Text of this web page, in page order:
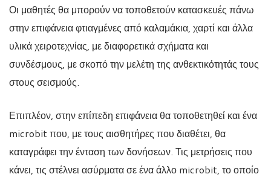
Οι μαθητές θα μπορούν να τοποθετούν κατασκευές πάνω
στην επιφάνεια φτιαγμένες από καλαμάκια, χαρτί και άλλα
υλικά χειροτεχνίας, με διαφορετικά σχήματα και
συνδέσμους, με σκοπό την μελέτη της ανθεκτικότητάς τους
στους σεισμούς.
Επιπλέον, στην επίπεδη επιφάνεια θα τοποθετηθεί και ένα
microbit που, με τους αισθητήρες που διαθέτει, θα
καταγράφει την ένταση των δονήσεων. Τις μετρήσεις που
κάνει, τις στέλνει ασύρματα σε ένα άλλο microbit, το οποίο